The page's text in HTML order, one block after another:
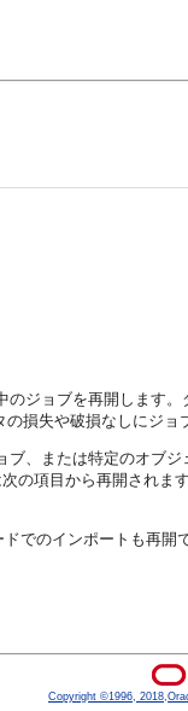
のジョブを再開します
の損失や破損なしにジョ
ブ、または特定のオブ
の項目から再開され
でのインポートも再開
Copyright ©1996,